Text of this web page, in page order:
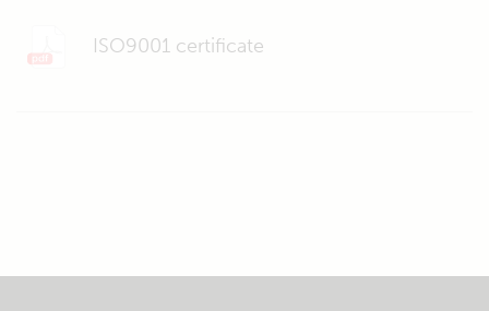
ISO9001 certificate